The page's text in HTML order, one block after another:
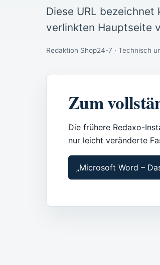
Diese URL
verlinkten Hauptseite
Redaktion Shop24-7 · Technisch
Zum
Die frühere Redaxo-
nur leicht veränderte
„Microsoft Word –